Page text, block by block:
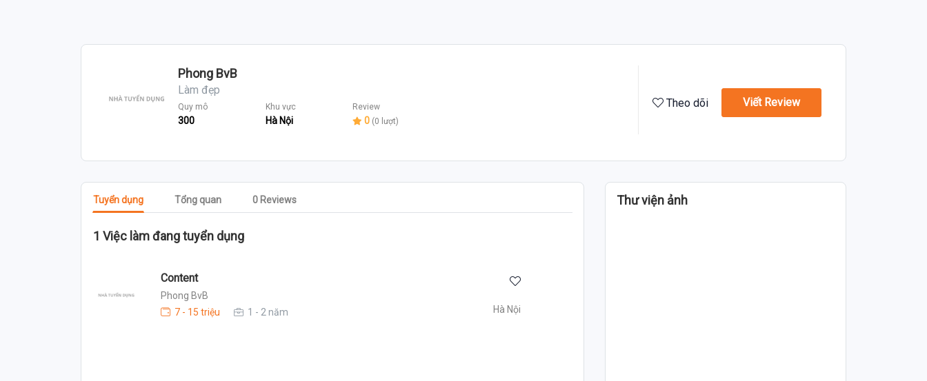
Phong BvB
Làm đẹp
Quy mô
300
Khu vực
Hà Nội
Review
0 (0 lượt)
Theo dõi Viết Review
Tuyển dụng Tổng quan 0 Reviews
1 Việc làm đang tuyển dụng
Content
Phong BvB
7 - 15 triệu
1 - 2 năm Hà Nội
Thư viện ảnh